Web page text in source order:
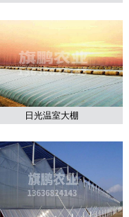
日光温室大棚